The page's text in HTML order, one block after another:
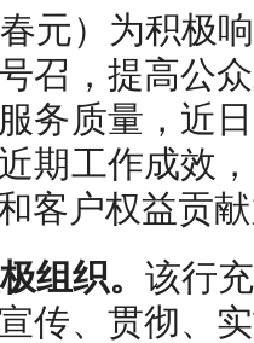
春元）为积极
召，提高公
务质量，近
期工作成效
客户权益贡
组织。 该行
传、贯彻、